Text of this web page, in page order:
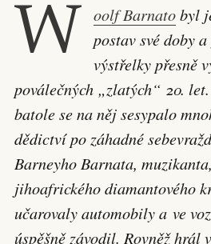
W oolf Barnatobyl
postav své doby
výstřelky přesně
poválečných „zlatých“ 20.
batole se na něj sesypalo
dědictví po záhadné
Barneyho Barnata,
jihoafrického diamantového
učarovaly automobily a ve
úspěšně závodil. Rovněž hrál